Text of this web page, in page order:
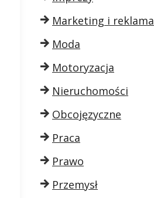
Marketing i reklama
Moda
Motoryzacja
Nieruchomości
Obcojęzyczne
Praca
Prawo
Przemysł